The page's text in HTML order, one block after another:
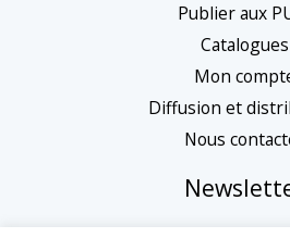
Publier aux
Catalogues
Mon
Diffusion et
Nous